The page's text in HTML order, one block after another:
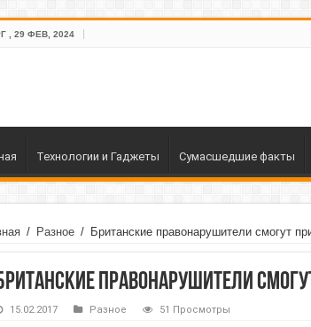
, 29 ФЕВ, 2024
Технологии и Гаджеты Сумасшедшие факты
/ Разное / Британские правонарушители смогут
правонарушители
15.02.2017 Разное 51 Просмотры